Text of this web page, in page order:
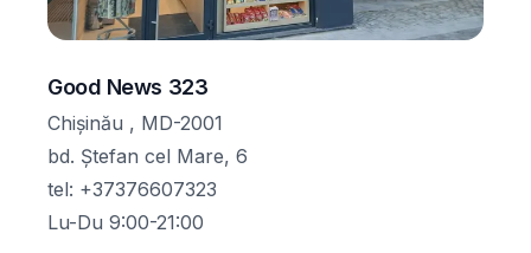
Good News 323
Chișinău , MD-2001
bd. Ștefan cel Mare, 6
tel: +37376607323
Lu-Du 9:00-21:00